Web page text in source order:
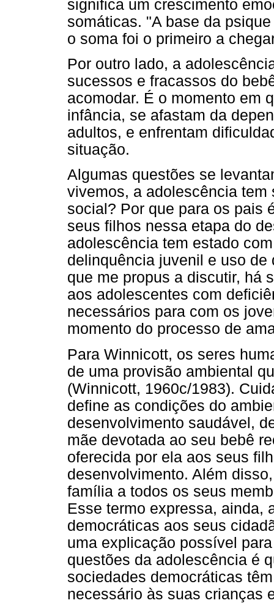
significa um crescimento
somáticas. "A base da
o soma foi o primeiro a
Por outro lado, a
sucessos e fracassos do
acomodar. É o momento em
infância, se afastam da
adultos, e enfrentam
situação.
Algumas questões se
vivemos, a adolescência
social? Por que para os pais
seus filhos nessa etapa do
adolescência tem estado
delinquência juvenil e uso
que me propus a discutir, há
aos adolescentes com
necessários para com os
momento do processo de
Para Winnicott, os seres
de uma provisão ambiental
(Winnicott, 1960c/1983).
define as condições do
desenvolvimento saudável,
mãe devotada ao seu bebê
oferecida por ela aos seus
desenvolvimento. Além
família a todos os seus
Esse termo expressa, ainda,
democráticas aos seus
uma explicação possível
questões da adolescência é
sociedades democráticas
necessário às suas crianças